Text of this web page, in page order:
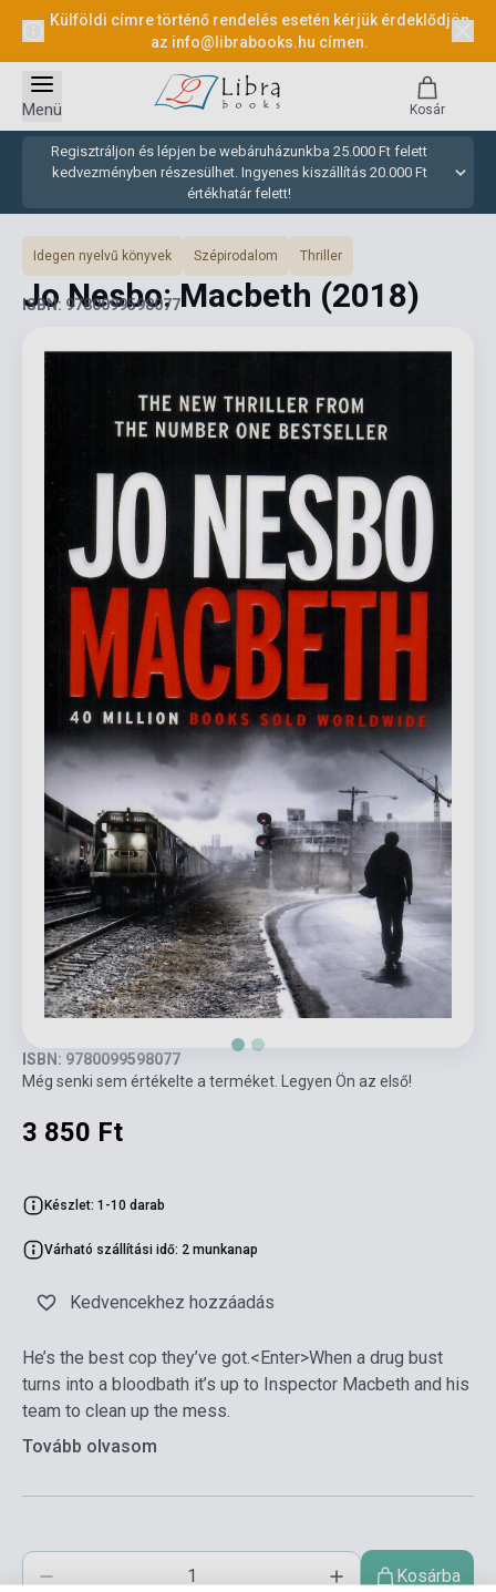
Külföldi címre történő rendelés esetén kérjük érdeklődjön
az info@librabooks.hu címen.
Regisztráljon és lépjen be webáruházunkba 25.000 Ft felett
kedvezményben részesülhet. Ingyenes kiszállítás 20.000 Ft
értékhatár felett!
Menü Kosár
Idegen nyelvű könyvek Szépirodalom Thriller
Jo Nesbo: Macbeth (2018)
ISBN: 9780099598077
ISBN: 9780099598077
Még senki sem értékelte a terméket. Legyen Ön az első!
3 850 Ft
Készlet: 1-10 darab
Várható szállítási idő: 2 munkanap
Kedvencekhez hozzáadás
He’s the best cop they’ve got.<Enter>When a drug bust
turns into a bloodbath it’s up to Inspector Macbeth and his
team to clean up the mess.
Tovább olvasom
Kosárba